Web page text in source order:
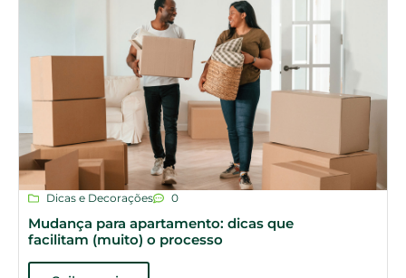
Dicas e Decorações 0
Mudança para apartamento: dicas que
facilitam (muito) o processo